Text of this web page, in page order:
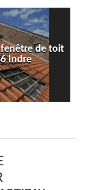
fenêtre de toit
Indre